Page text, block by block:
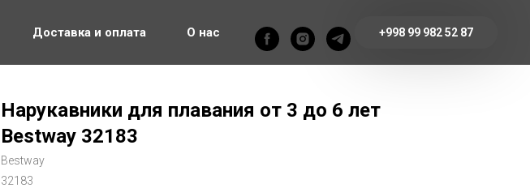
Доставка и оплата О нас +998 99 982 52 87
Нарукавники для плавания от 3 до 6 лет
Bestway 32183
Bestway
32183